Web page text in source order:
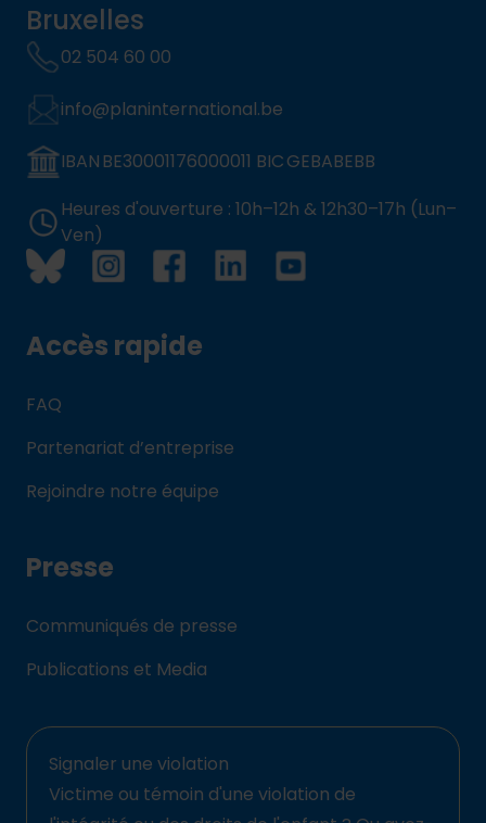
Bruxelles
02 504 60 00
info@planinternational.be
IBAN BE30001176000011 BIC GEBABEBB
Heures d'ouverture : 10h–12h & 12h30–17h (Lun–
Ven)
Accès rapide
FAQ
Partenariat d’entreprise
Rejoindre notre équipe
Presse
Communiqués de presse
Publications et Media
Signaler une violation
Victime ou témoin d'une violation de